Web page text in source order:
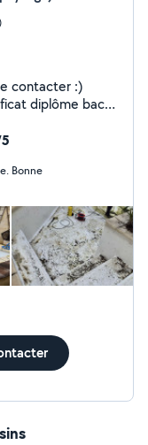
contacter :)
Bonne